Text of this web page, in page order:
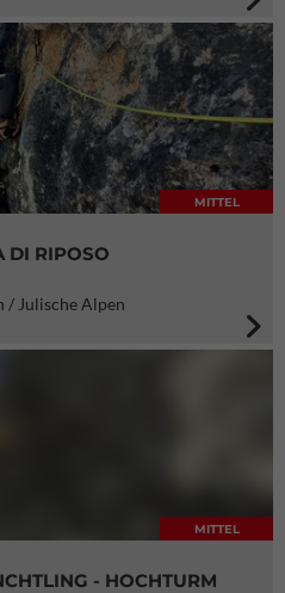
MITTEL
DI RIPOSO
/ Julische Alpen
MITTEL
- HOCHTURM